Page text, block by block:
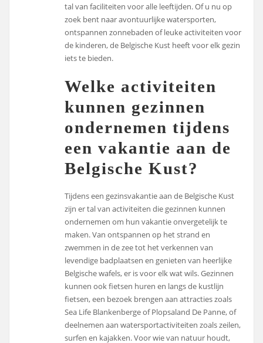
tal van faciliteiten voor alle leeftijden. Of u nu op
zoek bent naar avontuurlijke watersporten,
ontspannen zonnebaden of leuke activiteiten voor
de kinderen, de Belgische Kust heeft voor elk gezin
iets te bieden.
Welke activiteiten
kunnen gezinnen
ondernemen tijdens
een vakantie aan de
Belgische Kust?
Tijdens een gezinsvakantie aan de Belgische Kust
zijn er tal van activiteiten die gezinnen kunnen
ondernemen om hun vakantie onvergetelijk te
maken. Van ontspannen op het strand en
zwemmen in de zee tot het verkennen van
levendige badplaatsen en genieten van heerlijke
Belgische wafels, er is voor elk wat wils. Gezinnen
kunnen ook fietsen huren en langs de kustlijn
fietsen, een bezoek brengen aan attracties zoals
Sea Life Blankenberge of Plopsaland De Panne, of
deelnemen aan watersportactiviteiten zoals zeilen,
surfen en kajakken. Voor wie van natuur houdt,